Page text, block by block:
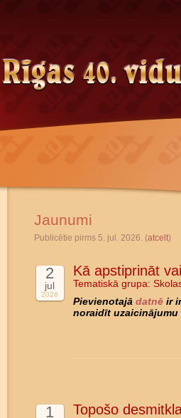
Jaunumi
Publicētie pirms 5. jul. 2026. (atcelt)
2
jul
2026
Kā apstiprināt
Tematiskā grupa:
Pievienotajā datnē ir
noraidīt uzaicinājumu
1 Topošo